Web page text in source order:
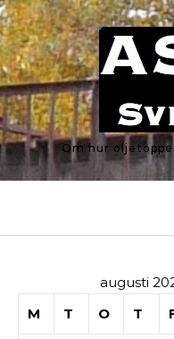
Skip to content
Om hur
augusti
M
T O T